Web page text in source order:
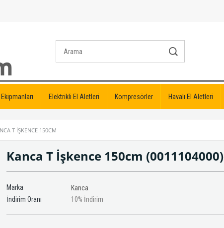
Elektrikli El Aletleri Kompresörler Havalı El Aletleri
T İŞKENCE 150CM
Kanca T İşkence 150cm (0011104000)
Marka
Kanca
İndirim Oranı
%
10 İndirim